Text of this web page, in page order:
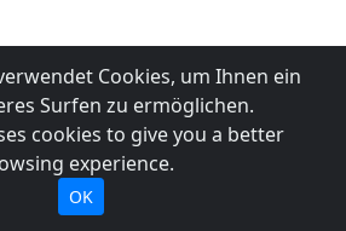
Cookies, um Ihnen ein
Surfen zu ermöglichen.
cookies to give you a better
experience.
OK